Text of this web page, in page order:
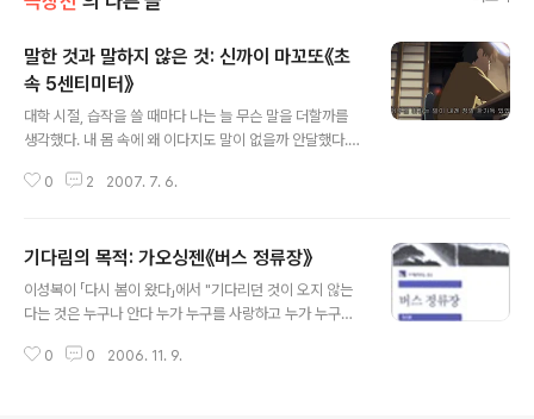
말한 것과 말하지 않은 것: 신까이 마꼬또《초
속 5센티미터》
대학 시절, 습작을 쓸 때마다 나는 늘 무슨 말을 더할까를
생각했다. 내 몸 속에 왜 이다지도 말이 없을까 안달했다.
나왔다는 것이 내 솔직한 고백이다, 지금. …가령, 이것저것
거나, 나의 시를 잘 이해하는 사람이라면 내가 치지 않은 복
판의 울림을 들을 것이라고. 신까이 마꼬또新海誠 감독의
단편 연작 애니메이션 《초속 5센티미터》를 보면서, 내가
아끼는 작품이고, 말하지 않은 것으로 말하는 작품이다. 이
0 2 2007. 7. 6.
기다림의 목적: 가오싱젠《버스 정류장》
이성복이 「다시 봄이 왔다」에서 "기다리던 것이 오지 않는
다는 것은 누구나 안다 누가 누구를 사랑하고 누가 누구의
더디고 나른한 세월"이라고 울부짖었을 때도 나는 기다리
0 0 2006. 11. 9.